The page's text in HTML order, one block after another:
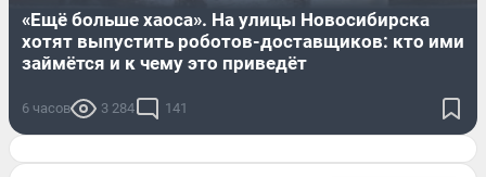
«Ещё больше хаоса». На улицы Новосибирска
хотят выпустить роботов-доставщиков: кто ими
займётся и к чему это приведёт
6 часов 3 284 141